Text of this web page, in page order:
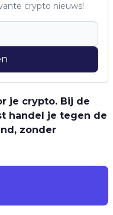
crypto nieuws!
je crypto. Bij de
handel je tegen de
zonder